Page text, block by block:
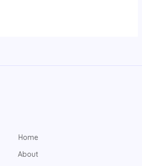
Home
About